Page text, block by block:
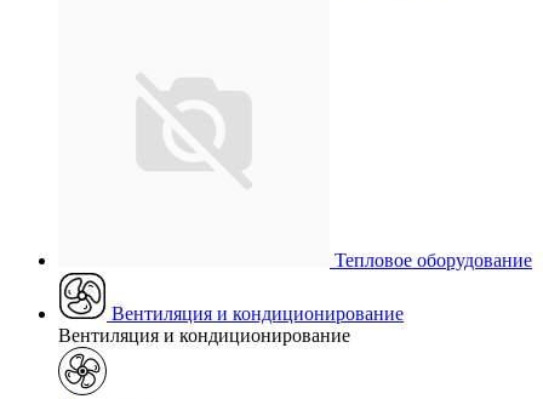
Тепловое оборудование
Вентиляция и кондиционирование
Вентиляция и кондиционирование